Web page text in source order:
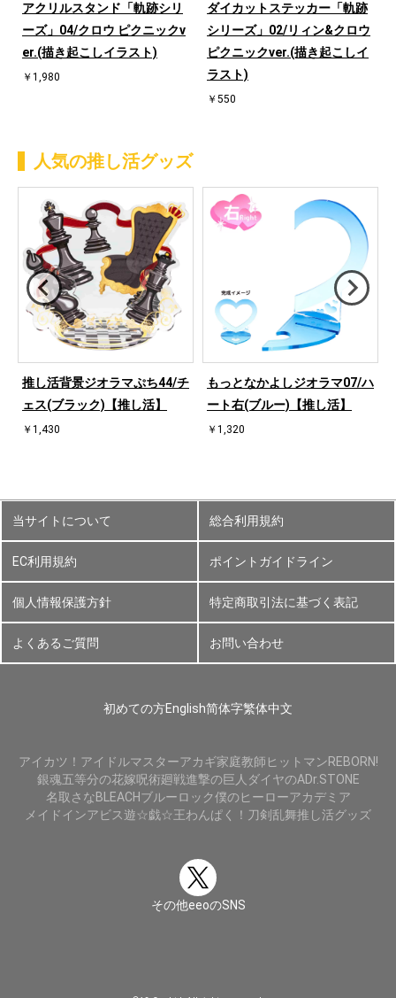
アクリルスタンド「軌跡シリ
ーズ」04/クロウ ピクニックv
er.(描き起こしイラスト)
￥1,980
ダイカットステッカー「軌跡
シリーズ」02/リィン&クロウ
ピクニックver.(描き起こしイ
ラスト)
￥550
人気の推し活グッズ
推し活背景ジオラマぷち44/チ
ェス(ブラック)【推し活】
￥1,430
もっとなかよしジオラマ07/ハ
ート右(ブルー)【推し活】
￥1,320
当サイトについて 総合利用規約
EC利用規約 ポイントガイドライン
個人情報保護方針 特定商取引法に基づく表記
よくあるご質問 お問い合わせ
初めての方English简体字繁体中文
アイカツ！ アイドルマスターアカギ家庭教師ヒットマンREBORN!
銀魂五等分の花嫁呪術廻戦進撃の巨人 ダイヤのADr.STONE
名取さなBLEACHブルーロック僕のヒーローアカデミア
メイドインアビス遊☆戯☆王わんぱく！刀剣乱舞推し活グッズ
その他eeoのSNS